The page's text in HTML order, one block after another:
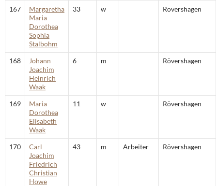
167
Margaretha
Maria
Dorothea
Sophia
Stalbohm
33 w Rövershagen
168
Johann
Joachim
Heinrich
Waak
6 m Rövershagen
169
Maria
Dorothea
Elisabeth
Waak
11 w Rövershagen
170
Carl
Joachim
Friedrich
Christian
Howe
43 m Arbeiter Rövershagen